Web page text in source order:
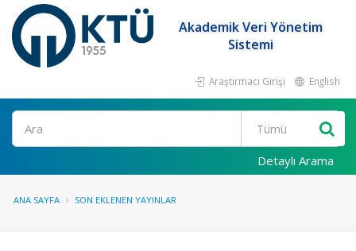
Akademik Veri Yönetim
Sistemi
Araştırmacı Girişi English
Ara
Detaylı Arama
ANA SAYFA SON EKLENEN YAYINLAR